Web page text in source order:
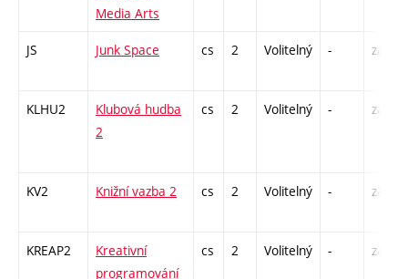
Media Arts
JS Junk Space cs 2 Volitelný - zá
KLHU2
Klubová hudba
2
cs 2 Volitelný - zá
KV2 Knižní vazba 2 cs 2 Volitelný - zá
KREAP2
Kreativní
programování
cs 2 Volitelný - zá